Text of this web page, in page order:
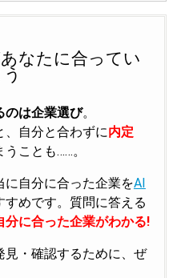
なたに合ってい
のは企業選び。
、自分と合わずに内定
ことも……。
に自分に合った企業をAI
すめです。質問に答える
分に合った企業がわかる!
見・確認するために、ぜ